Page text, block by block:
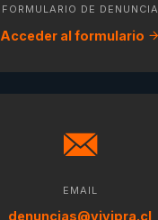
FORMULARIO DE DENUNCIA
Acceder al formulario
EMAIL
denuncias@vivipra.cl